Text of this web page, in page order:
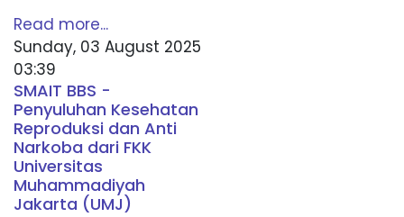
Read more...
Sunday, 03 August 2025
03:39
SMAIT BBS -
Penyuluhan Kesehatan
Reproduksi dan Anti
Narkoba dari FKK
Universitas
Muhammadiyah
Jakarta (UMJ)